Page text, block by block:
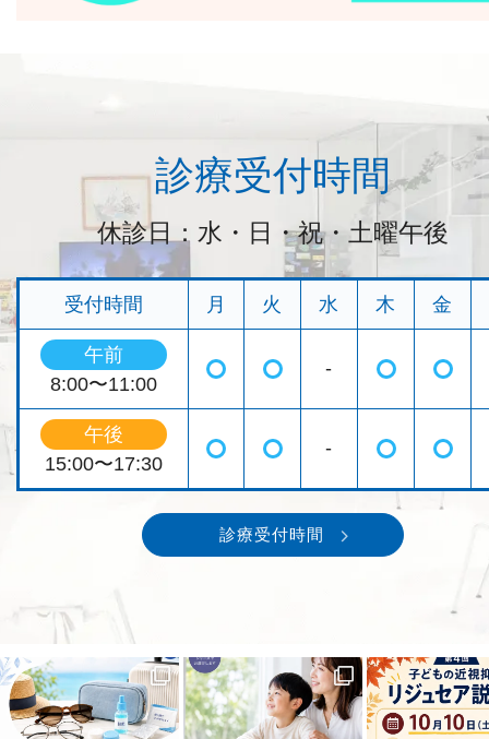
診療受付時間
休診日：水・日・祝・土曜午後
受付時間 月 火 水 木 金
午前
8:00〜11:00
◯ ◯ - ◯ ◯
午後
15:00〜17:30
◯ ◯ - ◯ ◯
診療受付時間